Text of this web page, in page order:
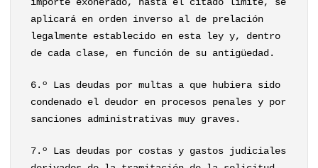
aplicará en orden inverso al de prelación
legalmente establecido en esta ley y, dentro
de cada clase, en función de su antigüedad.
6.º Las deudas por multas a que hubiera sido
condenado el deudor en procesos penales y por
sanciones administrativas muy graves.
7.º Las deudas por costas y gastos judiciales